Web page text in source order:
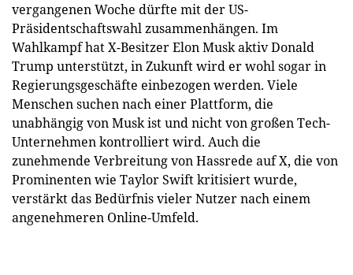
vergangenen Woche dürfte mit der US-
Präsidentschaftswahl zusammenhängen. Im
Wahlkampf hat X-Besitzer Elon Musk aktiv Donald
Trump unterstützt, in Zukunft wird er wohl sogar in
Regierungsgeschäfte einbezogen werden. Viele
Menschen suchen nach einer Plattform, die
unabhängig von Musk ist und nicht von großen Tech-
Unternehmen kontrolliert wird. Auch die
zunehmende Verbreitung von Hassrede auf X, die von
Prominenten wie Taylor Swift kritisiert wurde,
verstärkt das Bedürfnis vieler Nutzer nach einem
angenehmeren Online-Umfeld.